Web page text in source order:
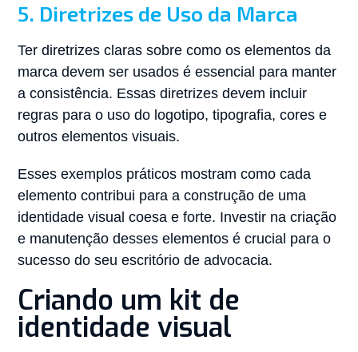
5. Diretrizes de Uso da Marca
Ter diretrizes claras sobre como os elementos da
marca devem ser usados é essencial para manter
a consistência. Essas diretrizes devem incluir
regras para o uso do logotipo, tipografia, cores e
outros elementos visuais.
Esses exemplos práticos mostram como cada
elemento contribui para a construção de uma
identidade visual coesa e forte. Investir na criação
e manutenção desses elementos é crucial para o
sucesso do seu escritório de advocacia.
Criando um kit de
identidade visual